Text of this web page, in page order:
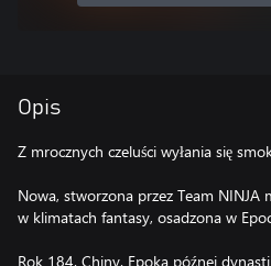
Opis
Z mrocznych czeluści wyłania się
Nowa, stworzona przez Team NINJA
w klimatach fantasy, osadzona w
Rok 184. Chiny. Epoka późnej